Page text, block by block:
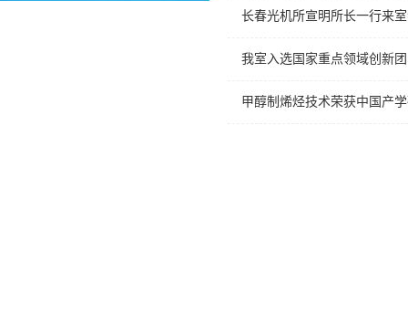
长春光机所宣明所长一行来
我室入选国家重点领域创新
甲醇制烯烃技术荣获中国产